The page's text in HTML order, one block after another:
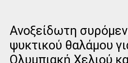
Ανοξείδωτη
ψυκτικού θαλάμου
Ολυμπιακή Χελιού